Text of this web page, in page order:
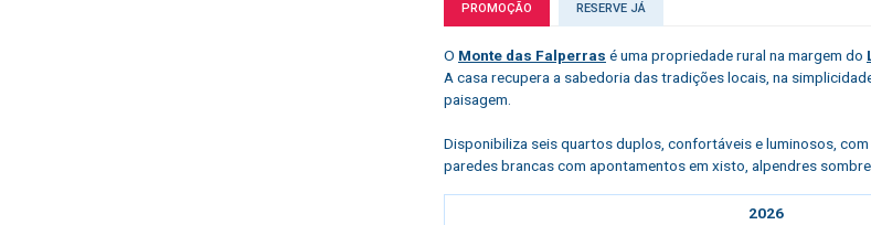
PROMOÇÃO RESERVE JÁ
O Monte das Falperras é uma propriedade rural na margem do
A casa recupera a sabedoria das tradições locais, na
paisagem.
Disponibiliza seis quartos duplos, confortáveis e luminosos, com
paredes brancas com apontamentos em xisto, alpendres
2026